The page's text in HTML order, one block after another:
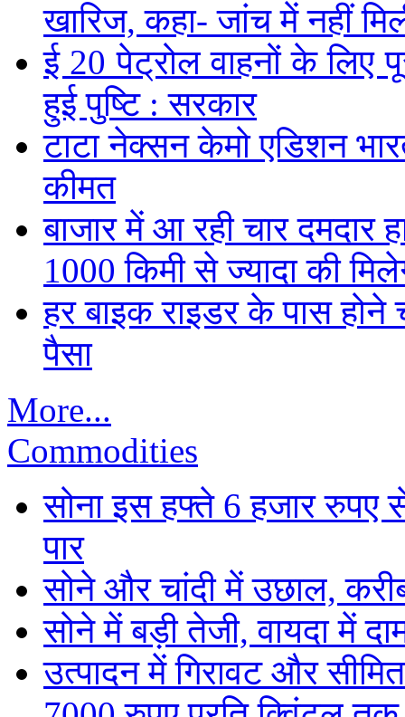
खारिज, कहा- जांच में नहीं
ई 20 पेट्रोल वाहनों के लिए
हुई पुष्टि : सरकार
टाटा नेक्सन केमो एडिशन
कीमत
बाजार में आ रही चार दमदार
1000 किमी से ज्यादा की
हर बाइक राइडर के पास होने
पैसा
More...
Commodities
सोना इस हफ्ते 6 हजार
पार
सोने और चांदी में उछाल,
सोने में बड़ी तेजी, वायदा में
उत्पादन में गिरावट और